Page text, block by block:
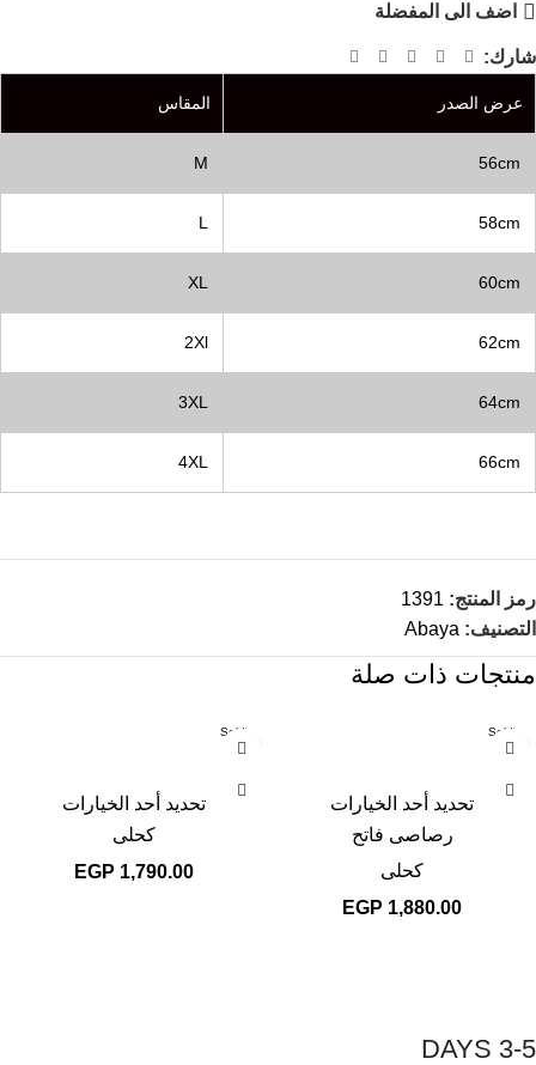
عرض الصدر المقاس
56cm
M
58cm
L
60cm
XL
62cm
2Xl
64cm
3XL
66cm
4XL
اضف الى المفضلة
رمز المنتج: 1391
التصنيف: Abaya
شارك:
منتجات ذات صلة
Sold
تحديد أحد الخيارات
رصاصى فاتح
كحلى
EGP 1,880.00
Sold
تحديد أحد الخيارات
كحلى
EGP 1,790.00
3-5 DAYS